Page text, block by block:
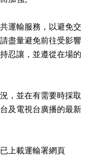
運輸服務，以避免交
盡量避免前往受影響
忍讓，並遵從在場的
並在有需要時採取
及電視台廣播的最新
上載運輸署網頁